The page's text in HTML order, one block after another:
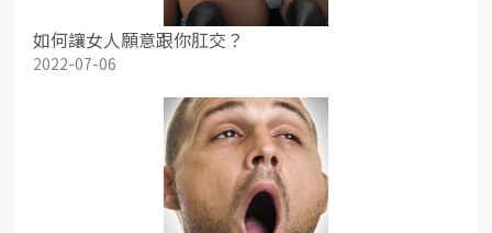
如何讓女人願意跟你肛交？
2022-07-06